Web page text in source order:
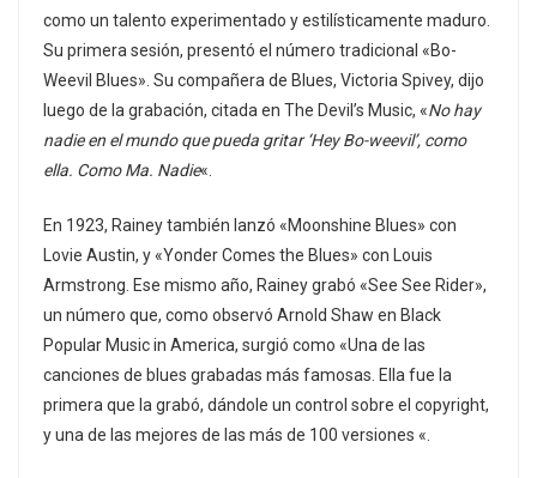
como un talento experimentado y estilísticamente maduro.
Su primera sesión, presentó el número tradicional «Bo-
Weevil Blues». Su compañera de Blues, Victoria Spivey, dijo
luego de la grabación, citada en The Devil’s Music, «No hay
nadie en el mundo que pueda gritar ‘Hey Bo-weevil’, como
ella. Como Ma. Nadie«.
En 1923, Rainey también lanzó «Moonshine Blues» con
Lovie Austin, y «Yonder Comes the Blues» con Louis
Armstrong. Ese mismo año, Rainey grabó «See See Rider»,
un número que, como observó Arnold Shaw en Black
Popular Music in America, surgió como «Una de las
canciones de blues grabadas más famosas. Ella fue la
primera que la grabó, dándole un control sobre el copyright,
y una de las mejores de las más de 100 versiones «.